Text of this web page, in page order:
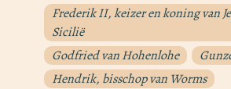
Frederik II, keizer en koning van
Sicilië
Godfried van Hohenlohe
Hendrik, bisschop van Worms